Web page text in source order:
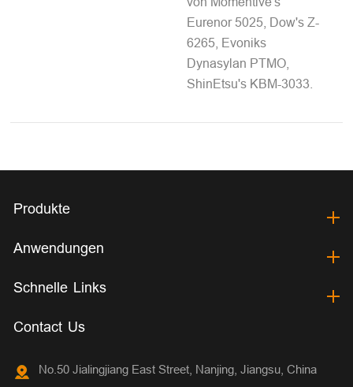
Eurenor 5025, Dow's Z-
6265, Evoniks
Dynasylan PTMO,
ShinEtsu's KBM-3033.
Produkte
Anwendungen
Schnelle Links
Contact Us
No.50 Jialingjiang East Street, Nanjing, Jiangsu, China